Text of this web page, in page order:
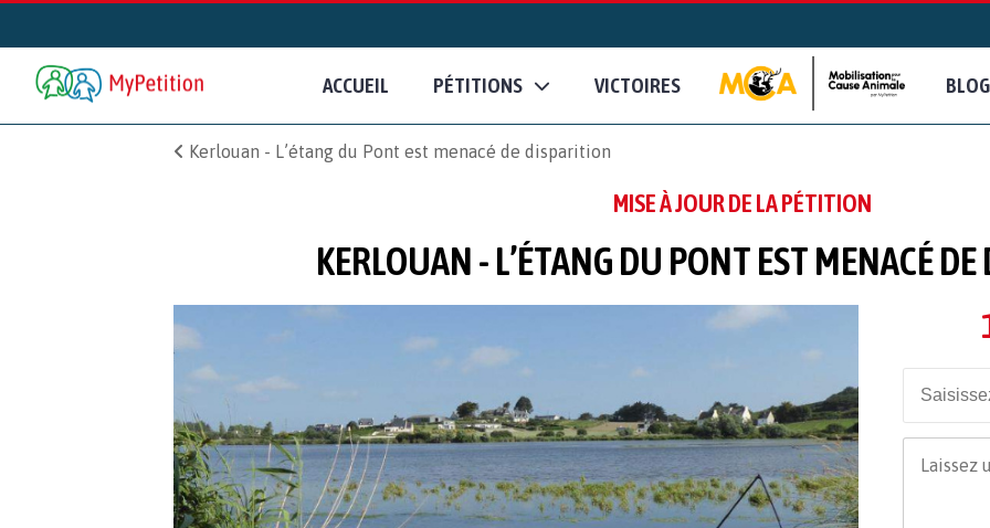
ACCUEIL PÉTITIONS VICTOIRES BLOG
Kerlouan - L’étang du Pont est menacé de disparition
MISE À JOUR DE LA PÉTITION
KERLOUAN - L’ÉTANG DU PONT EST MENACÉ